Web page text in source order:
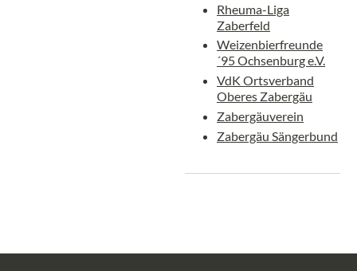
Rheuma-Liga
Zaberfeld
Weizenbierfreunde
´95 Ochsenburg e.V.
VdK Ortsverband
Oberes Zabergäu
Zabergäuverein
Zabergäu Sängerbund